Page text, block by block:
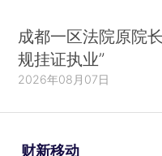
成都一区法院原院
规挂证执业”
2026年08月07日
财新移动